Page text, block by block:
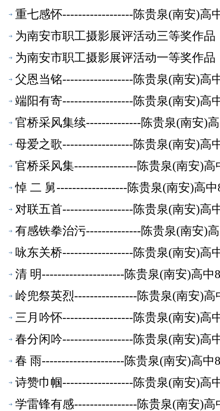
重七感怀------------------陈贵泉(南安)高
为南安市职工摄影展评活动三等奖作
友文萃】
为南安市职工摄影展评活动一等奖作
【校友文萃】
父恩当铭------------------陈贵泉(南安)高
端阳有寄------------------陈贵泉(南安)高
官桥采风集续--------------陈贵泉(南安)
母爱之歌------------------陈贵泉(南安)高
官桥采风集----------------陈贵泉(南安)高
悼 二 舅------------------陈贵泉(南安)高
对联五首------------------陈贵泉(南安)高
有感铁拳治污--------------陈贵泉(南安)
咏东关桥------------------陈贵泉(南安)高
清 明---------------------陈贵泉(南安)高中
岭兜祭英烈----------------陈贵泉(南安)高
三月吟怀------------------陈贵泉(南安)高
春分闲吟------------------陈贵泉(南安)高
春 雨---------------------陈贵泉(南安)高中
诗赞巾帼------------------陈贵泉(南安)高
学雷锋有感----------------陈贵泉(南安)高